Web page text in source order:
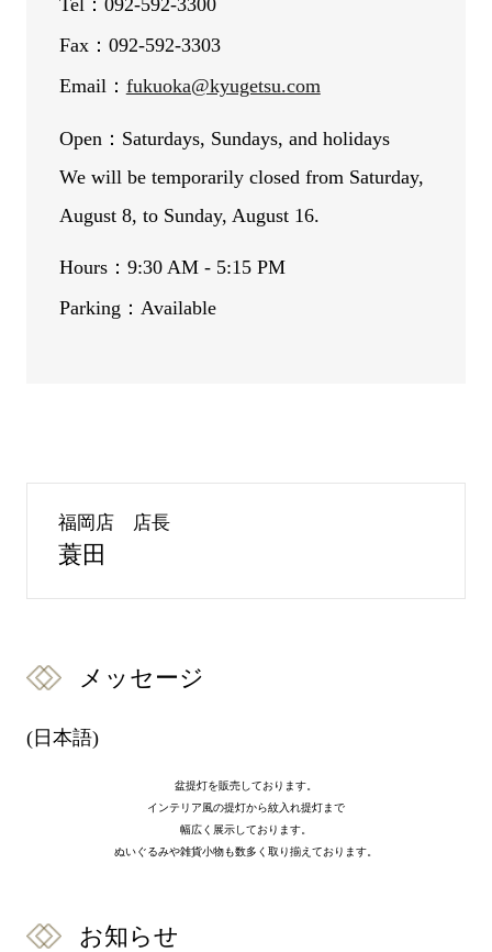
Tel：092-592-3300
Fax：092-592-3303
Email： fukuoka@kyugetsu.com
Open：Saturdays, Sundays, and holidays
We will be temporarily closed from Saturday,
August 8, to Sunday, August 16.
Hours：9:30 AM - 5:15 PM
Parking：Available
福岡店 店長
蓑田
メッセージ
(日本語)
盆提灯を販売しております。
インテリア風の提灯から紋入れ提灯まで
幅広く展示しております。
ぬいぐるみや雑貨小物も数多く取り揃えております。
お知らせ